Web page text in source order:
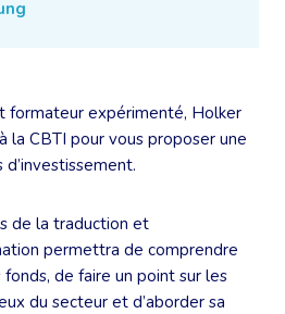
formateur expérimenté, Holker
la CBTI pour vous proposer une
de la traduction et
permettra de comprendre
de faire un point sur les
du secteur et d’aborder sa